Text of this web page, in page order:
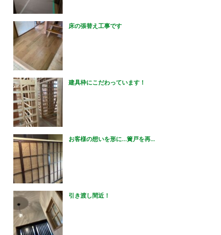
床の張替え工事です
建具枠にこだわっています！
お客様の想いを形に…簀戸を再...
引き渡し間近！